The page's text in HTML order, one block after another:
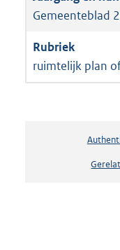
Gemeenteblad
ruimtelijk plan